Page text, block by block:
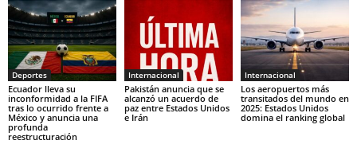
Deportes
Ecuador lleva su
inconformidad a la FIFA
tras lo ocurrido frente a
México y anuncia una
profunda
reestructuración
Internacional
Pakistán anuncia que se
alcanzó un acuerdo de
paz entre Estados Unidos
e Irán
Internacional
Los aeropuertos más
transitados del mundo en
2025: Estados Unidos
domina el ranking global